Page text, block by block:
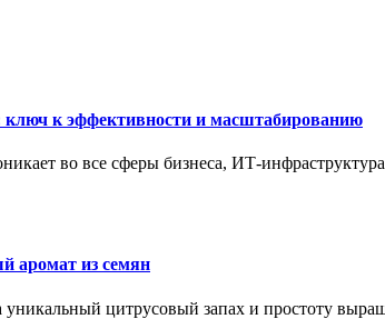
к эффективности и масштабированию
во все сферы бизнеса, ИТ-
аромат из семян
цитрусовый запах и простоту